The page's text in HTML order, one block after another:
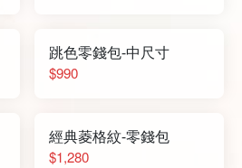
跳色零錢包-中尺寸
$990
經典菱格紋-零錢包
$1,280